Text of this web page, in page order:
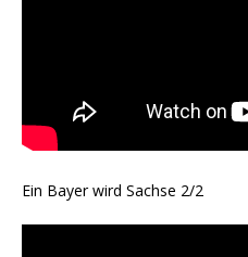
Ein Bayer wird Sachse 2/2